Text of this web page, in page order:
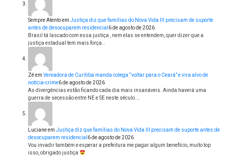
Sempre Atentoem Justiça diz que famílias do Nova Vida III precisam de suporte
antes de desocuparem residencial 6 de agosto de 2026
Brasil tá lascado com essa justiça , nem elas se entendem, quer dizer que a
justiça estadual tem mais força…
Zéem Vereadora de Curitiba manda colega “voltar para o Ceará” e vira alvo de
notícia-crime6 de agosto de 2026
As divergências estão ficando cada dia mais insanáveis. Ainda haverá uma
guerra de secessão entre NE e SE neste século.…
Lucianeem Justiça diz que famílias do Nova Vida III precisam de suporte antes de
desocuparem residencial 6 de agosto de 2026
Vou invadir também e esperar a prefeitura me pagar algum benefício, muito top
isso, obrigado justiça